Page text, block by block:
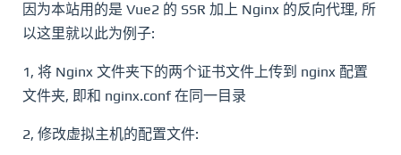
因为本站用的是 Vue2 的 SSR 加上 Nginx 的反向代理, 所
以这里就以此为例子:
1, 将 Nginx 文件夹下的两个证书文件上传到 nginx 配置
文件夹, 即和 nginx.conf 在同一目录
2, 修改虚拟主机的配置文件: